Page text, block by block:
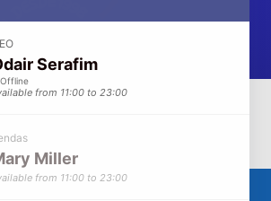
A-1
Serafim
Offline
from 11:00 to 23:00
Miller
from 11:00 to 23:00